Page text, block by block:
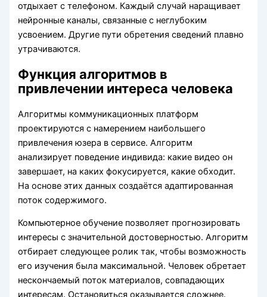
отдыхает с телефоном. Каждый случай наращивает
нейронные каналы, связанные с неглубоким
усвоением. Другие пути обретения сведений плавно
утрачиваются.
Функция алгоритмов в
привлечении интереса человека
Алгоритмы коммуникационных платформ
проектируются с намерением наибольшего
привлечения юзера в сервисе. Алгоритм
анализирует поведение индивида: какие видео он
завершает, на каких фокусируется, какие обходит.
На основе этих данных создаётся адаптированная
поток содержимого.
Компьютерное обучение позволяет прогнозировать
интересы с значительной достоверностью. Алгоритм
отбирает следующее ролик так, чтобы возможность
его изучения была максимальной. Человек обретает
нескончаемый поток материалов, совпадающих
интересам. Остановиться оказывается сложнее.